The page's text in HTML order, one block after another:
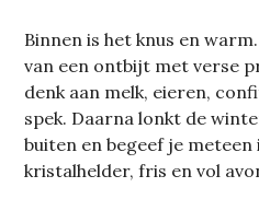
Binnen is het knus en
van een ontbijt met verse
denk aan melk, eieren,
spek. Daarna lonkt de
buiten en begeef je
kristalhelder, fris en vol